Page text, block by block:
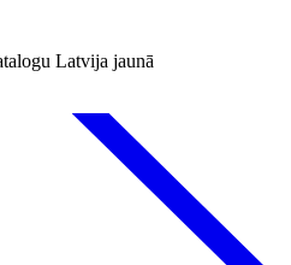
Latvija jaunā